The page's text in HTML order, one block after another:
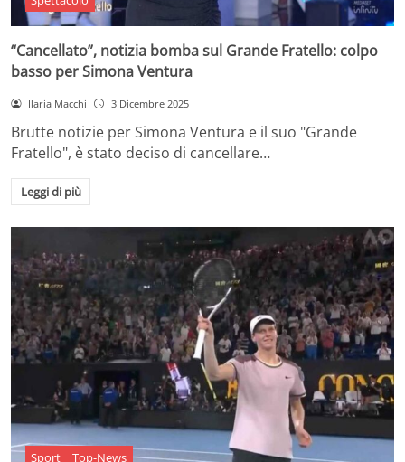
“Cancellato”, notizia bomba sul Grande Fratello: colpo
basso per Simona Ventura
Ilaria Macchi 3 Dicembre 2025
Brutte notizie per Simona Ventura e il suo "Grande
Fratello", è stato deciso di cancellare…
Leggi di più
Sport Top-News